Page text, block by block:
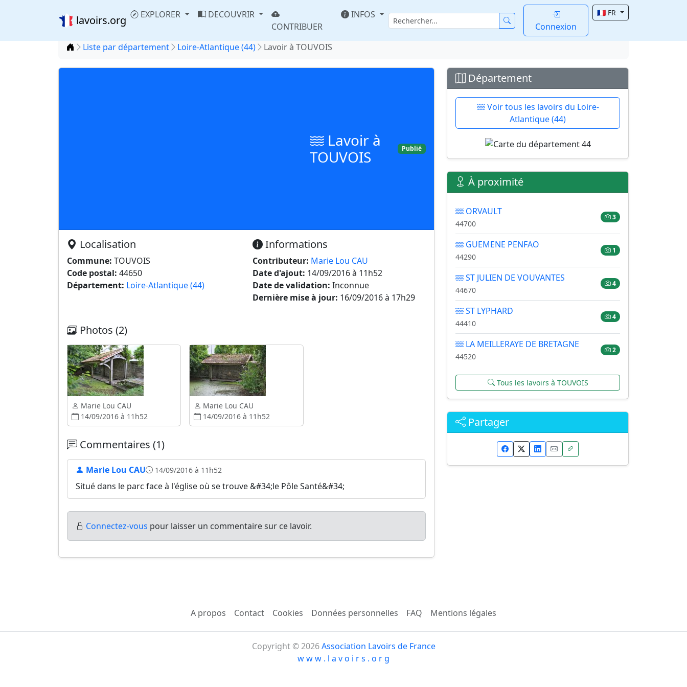
lavoirs.org EXPLORER
DECOUVRIR
CONTRIBUER
INFOS
Connexion
🇫🇷 FR
Accueil
Liste par département Loire-Atlantique (44) Lavoir à TOUVOIS
Lavoir à
TOUVOIS
Publié
Localisation
Commune: TOUVOIS
Code postal: 44650
Département: Loire-Atlantique (44)
Informations
Contributeur: Marie Lou CAU
Date d'ajout: 14/09/2016 à 11h52
Date de validation: Inconnue
Dernière mise à jour: 16/09/2016 à 17h29
Photos (2)
Marie Lou CAU
14/09/2016 à 11h52
Marie Lou CAU
14/09/2016 à 11h52
Commentaires (1)
Marie Lou CAU 14/09/2016 à 11h52
Situé dans le parc face à l'église où se trouve &#34;le Pôle Santé&#34;
Connectez-vous pour laisser un commentaire sur ce lavoir.
Département
Voir tous les lavoirs du Loire-
Atlantique (44)
À proximité
ORVAULT
44700
3
GUEMENE PENFAO
44290
1
ST JULIEN DE VOUVANTES
44670
4
ST LYPHARD
44410
4
LA MEILLERAYE DE BRETAGNE
44520
2
Tous les lavoirs à TOUVOIS
Partager
A propos Contact Cookies Données personnelles FAQ Mentions légales
Copyright © 2026Association Lavoirs de France
w w w . l a v o i r s . o r g